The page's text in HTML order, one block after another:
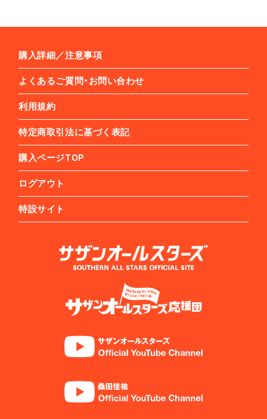
購入詳細／注意事項
よくあるご質問・お問い合わせ
利用規約
特定商取引法に基づく表記
購入ページTOP
ログアウト
特設サイト